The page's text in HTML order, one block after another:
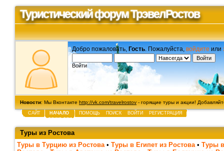
Туристический форум ТрэвелРостов
Добро пожаловать, Гость . Пожалуйста, войдите или
Войти
Новости: Мы Вконтакте http://vk.com/travelrostov - горящие туры и акции!
САЙТ НАЧАЛО ПОМОЩЬ ПОИСК ВОЙТИ РЕГИСТРАЦИЯ
Туры из Ростова
Туры в Турцию из Ростова • Туры в Египет из Ростова • Туры